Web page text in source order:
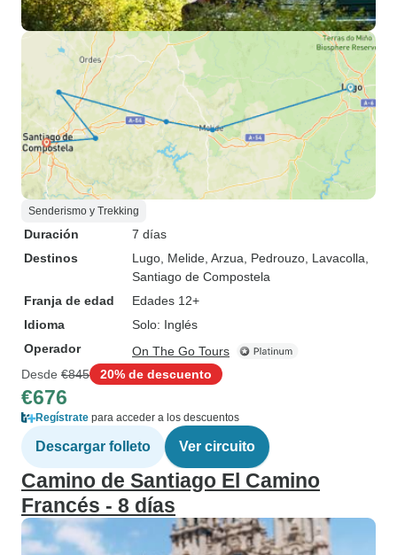
Senderismo y Trekking
Duración
7 días
Destinos
Lugo , Melide , Arzua , Pedrouzo , Lavacolla
Santiago de Compostela
Franja de edad
Edades 12+
Idioma
Solo: Inglés
Operador
On The Go Tours
Desde €845 20% de descuento
€676
Regístrate para acceder a los descuentos
Descargar folleto Ver circuito
Camino de Santiago El Camino
Francés - 8 días